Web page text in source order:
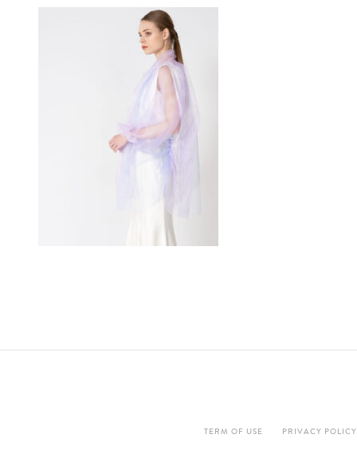
TERM OF USE PRIVACY POLICY